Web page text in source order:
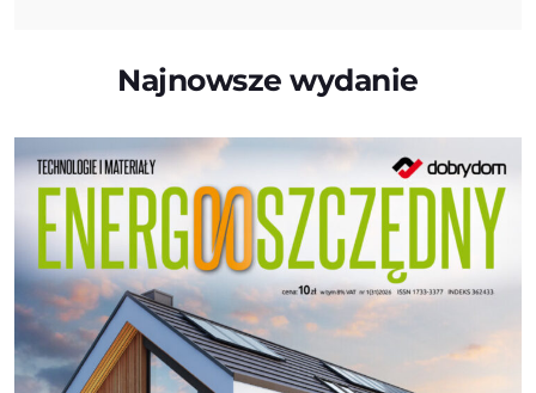
Najnowsze wydanie